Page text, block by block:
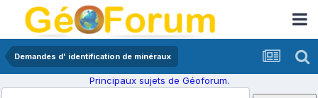
Demandes d' identification de minéraux
Principaux sujets de Géoforum.